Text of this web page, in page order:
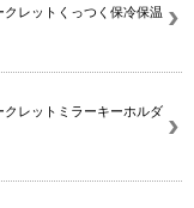
クレットくっつく保冷保温
クレットミラーキーホルダ